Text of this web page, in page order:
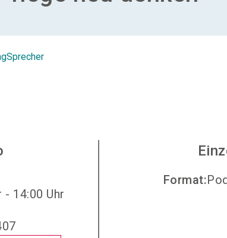
Sprecher
- 14:00 Uhr
Format: